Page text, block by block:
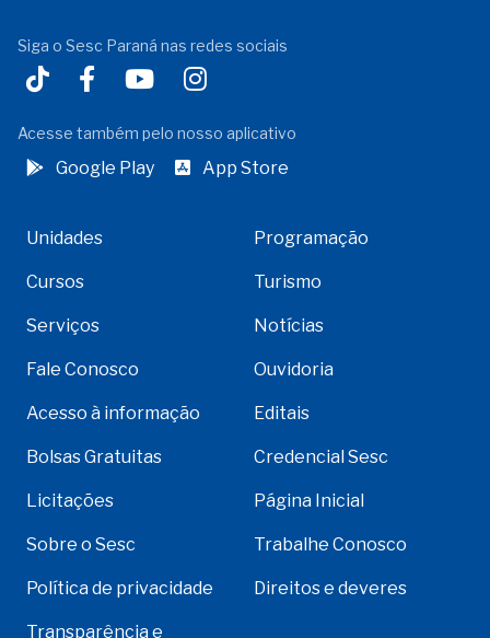
Siga o Sesc Paraná nas redes sociais
Acesse também pelo nosso aplicativo
Google Play App Store
Unidades Programação
Cursos Turismo
Serviços Notícias
Fale Conosco Ouvidoria
Acesso à informação Editais
Bolsas Gratuitas Credencial Sesc
Licitações Página Inicial
Sobre o Sesc Trabalhe Conosco
Política de privacidade Direitos e deveres
Transparência e